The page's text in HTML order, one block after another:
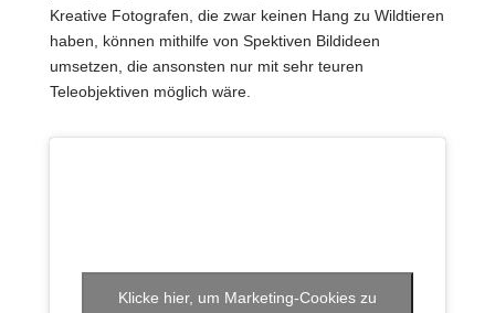
Kreative Fotografen, die zwar keinen Hang zu Wildtieren
haben, können mithilfe von Spektiven Bildideen
umsetzen, die ansonsten nur mit sehr teuren
Teleobjektiven möglich wäre.
Klicke hier, um Marketing-Cookies zu